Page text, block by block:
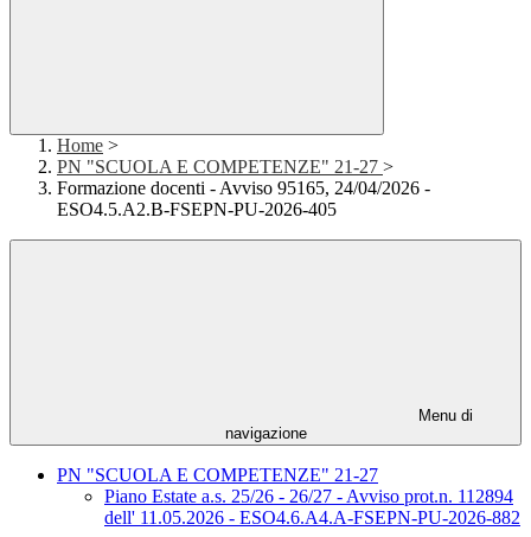
Home >
PN "SCUOLA E COMPETENZE" 21-27 >
Formazione docenti - Avviso 95165, 24/04/2026 -
ESO4.5.A2.B-FSEPN-PU-2026-405
Menu di
navigazione
PN "SCUOLA E COMPETENZE" 21-27
Piano Estate a.s. 25/26 - 26/27 - Avviso prot.n. 112894
dell' 11.05.2026 - ESO4.6.A4.A-FSEPN-PU-2026-882